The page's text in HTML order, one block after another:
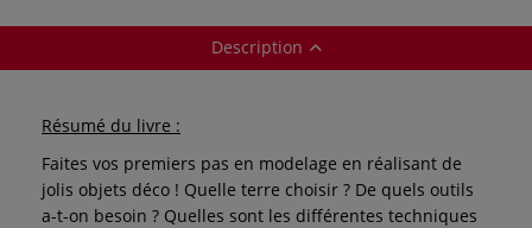
Description
Résumé du livre :
Faites vos premiers pas en modelage en réalisant de
jolis objets déco ! Quelle terre choisir ? De quels outils
a-t-on besoin ? Quelles sont les différentes techniques